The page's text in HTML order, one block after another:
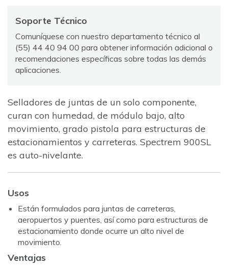
Soporte Técnico
Comuníquese con nuestro departamento técnico al
(55) 44 40 94 00 para obtener información adicional o
recomendaciones específicas sobre todas las demás
aplicaciones.
Selladores de juntas de un solo componente,
curan con humedad, de módulo bajo, alto
movimiento, grado pistola para estructuras de
estacionamientos y carreteras. Spectrem 900SL
es auto-nivelante.
Usos
Están formulados para juntas de carreteras,
aeropuertos y puentes, así como para estructuras de
estacionamiento donde ocurre un alto nivel de
movimiento.
Ventajas